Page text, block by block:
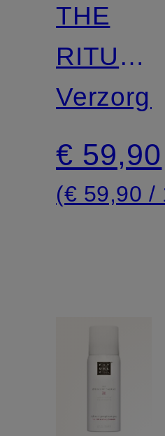
THE
RITUAL
OF
SAKURA
€ 59,90
(€ 59,90 /